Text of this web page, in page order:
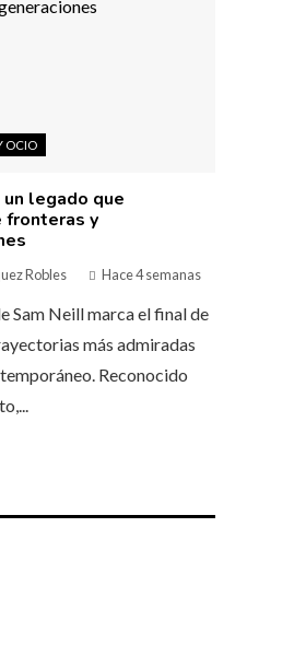
OCIO
legado que
fronteras y
Robles Hace 4 semanas
Sam Neill marca el final de
más admiradas
Reconocido